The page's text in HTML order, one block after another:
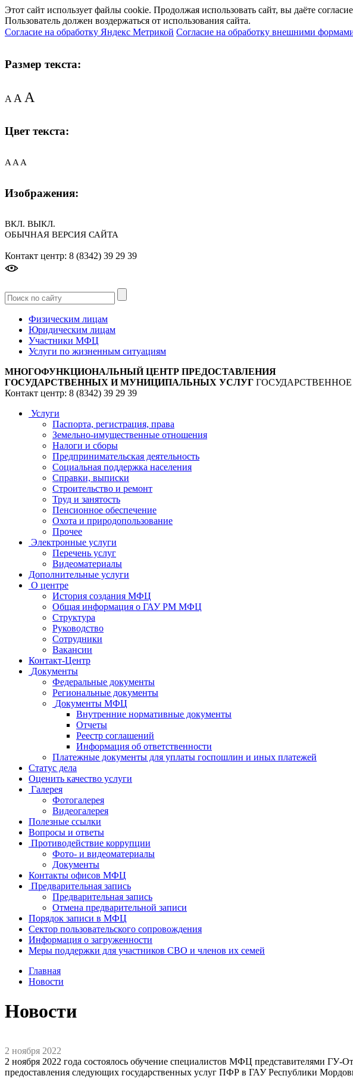
Этот сайт использует файлы cookie. Продолжая использовать сайт, вы даёте
Пользователь должен воздержаться от использования сайта.
Согласие на обработку Яндекс Метрикой Согласие на обработку внешними
Размер текста:
AAA
Цвет текста:
A A A
Изображения:
ВКЛ. ВЫКЛ.
ОБЫЧНАЯ ВЕРСИЯ САЙТА
Контакт центр: 8 (8342) 39 29 39
Физическим лицам
Юридическим лицам
Участники МФЦ
Услуги по жизненным ситуациям
МНОГОФУНКЦИОНАЛЬНЫЙ ЦЕНТР ПРЕДОСТАВЛЕНИЯ
ГОСУДАРСТВЕННЫХ И МУНИЦИПАЛЬНЫХ УСЛУГ
Контакт центр: 8 (8342) 39 29 39
Услуги
Паспорта, регистрация, права
Земельно-имущественные отношения
Налоги и сборы
Предпринимательская деятельность
Социальная поддержка населения
Справки, выписки
Строительство и ремонт
Труд и занятость
Пенсионное обеспечение
Охота и природопользование
Прочее
Электронные услуги
Перечень услуг
Видеоматериалы
Дополнительные услуги
О центре
История создания МФЦ
Общая информация о ГАУ РМ МФЦ
Структура
Руководство
Сотрудники
Вакансии
Контакт-Центр
Документы
Федеральные документы
Региональные документы
Документы МФЦ
Внутренние нормативные документы
Отчеты
Реестр соглашений
Информация об ответственности
Платежные документы для уплаты госпошлин и иных платежей
Статус дела
Оценить качество услуги
Галерея
Фотогалерея
Видеогалерея
Полезные ссылки
Вопросы и ответы
Противодействие коррупции
Фото- и видеоматериалы
Документы
Контакты офисов МФЦ
Предварительная запись
Предварительная запись
Отмена предварительной записи
Порядок записи в МФЦ
Сектор пользовательского сопровождения
Информация о загруженности
Меры поддержки для участников СВО и членов их семей
Главная
Новости
Новости
2 ноября 2022
2 ноября 2022 года состоялось обучение специалистов МФЦ представителями
предоставления следующих государственных услуг ПФР в ГАУ Республики